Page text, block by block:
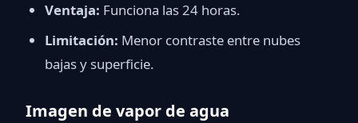
Ventaja: Funciona las 24 horas.
Limitación: Menor contraste entre nubes
bajas y superficie.
Imagen de vapor de agua